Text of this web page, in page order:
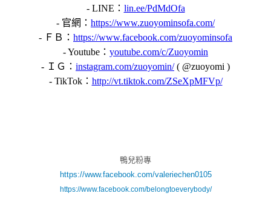
- LINE： lin.ee/PdMdOfa
- 官網： https://www.zuoyominsofa.com/
- ＦＢ： https://www.facebook.com/zuoyominsofa
- Youtube： youtube.com/c/Zuoyomin
- ＩＧ： instagram.com/zuoyomin/( @zuoyomi )
- TikTok： http://vt.tiktok.com/ZSeXpMFVp/
鴨兒粉專
https://www.facebook.com/valeriechen0105
https://www.facebook.com/belongtoeverybody/